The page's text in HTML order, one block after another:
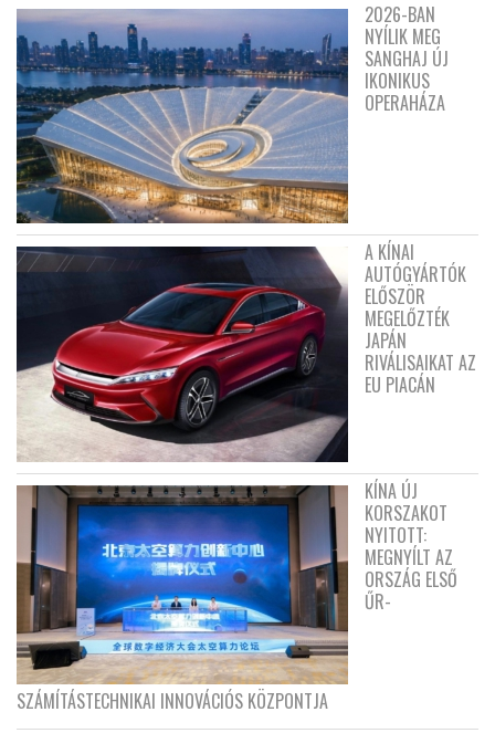
2026-BAN
NYÍLIK MEG
SANGHAJ ÚJ
IKONIKUS
OPERAHÁZA
A KÍNAI
AUTÓGYÁRTÓK
ELŐSZÖR
MEGELŐZTÉK
JAPÁN
RIVÁLISAIKAT AZ
EU PIACÁN
KÍNA ÚJ
KORSZAKOT
NYITOTT:
MEGNYÍLT AZ
ORSZÁG ELSŐ
ŰR-
SZÁMÍTÁSTECHNIKAI INNOVÁCIÓS KÖZPONTJA